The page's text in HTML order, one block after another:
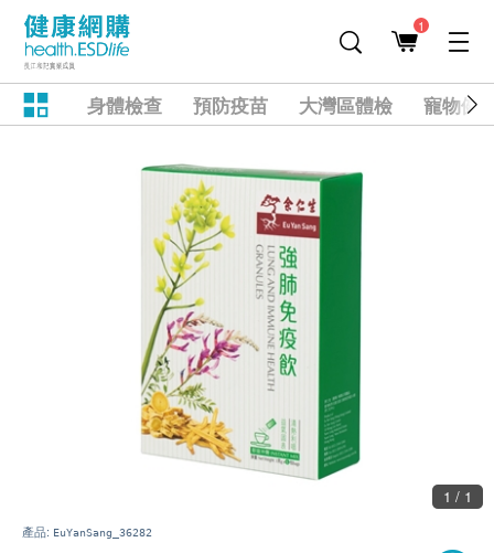
1
身體檢查 預防疫苗 大灣區體檢 寵物健
1 / 1
產品: EuYanSang_36282